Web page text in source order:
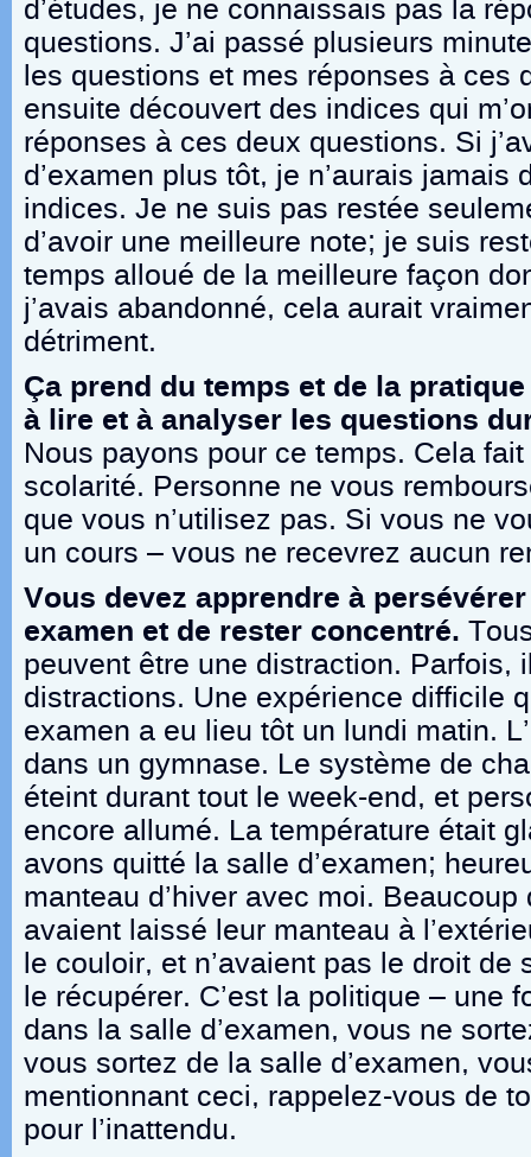
d’études, je ne connaissais pas la
questions. J’ai passé plusieurs
les questions et mes réponses à ces
ensuite découvert des indices qui
réponses à ces deux questions. Si
d’examen plus tôt, je n’aurais jamais
indices. Je ne suis pas restée
d’avoir une meilleure note; je suis
temps alloué de la meilleure façon
j’avais abandonné, cela aurait
détriment.
Ça prend du temps et de la
à lire et à analyser les questions
Nous payons pour ce temps. Cela
scolarité. Personne ne vous
que vous n’utilisez pas. Si vous ne
un cours – vous ne recevrez aucun
Vous devez apprendre à
examen et de rester concentré.
peuvent être une distraction. Parfois,
distractions. Une expérience difficile
examen a eu lieu tôt un lundi matin.
dans un gymnase. Le système de
éteint durant tout le week-end, et
encore allumé. La température était
avons quitté la salle d’examen;
manteau d’hiver avec moi. Beaucoup
avaient laissé leur manteau à
le couloir, et n’avaient pas le droit de
le récupérer. C’est la politique – une
dans la salle d’examen, vous ne
vous sortez de la salle d’examen,
mentionnant ceci, rappelez-vous de
pour l’inattendu.